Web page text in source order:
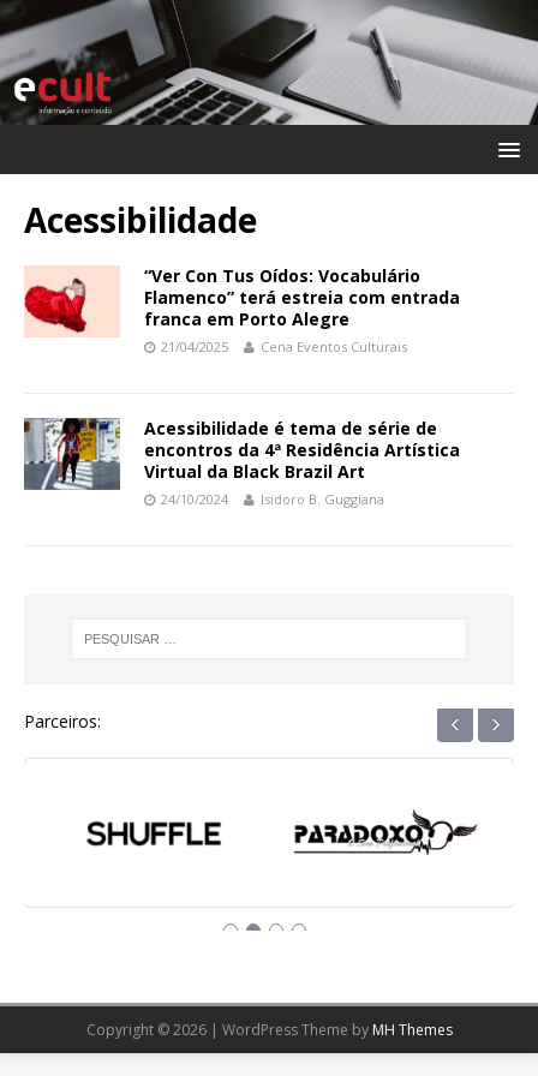
Acessibilidade
“Ver Con Tus Oídos: Vocabulário
Flamenco” terá estreia com entrada
franca em Porto Alegre
21/04/2025 Cena Eventos Culturais
Acessibilidade é tema de série de
encontros da 4ª Residência Artística
Virtual da Black Brazil Art
24/10/2024 Isidoro B. Guggiana
Parceiros: ‹ ›
Copyright © 2026 | WordPress Theme by MH Themes